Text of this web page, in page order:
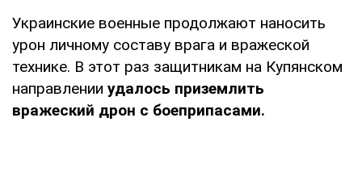
Украинские военные продолжают наносить
урон личному составу врага и вражеской
технике. В этот раз защитникам на Купянском
направлении удалось приземлить
вражеский дрон с боеприпасами.